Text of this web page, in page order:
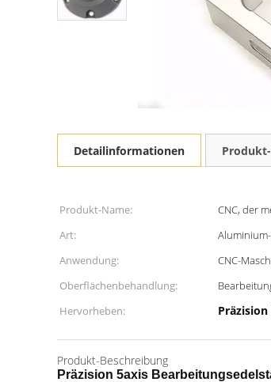
Detailinformationen
Produkt-Name: CNC, der
Art:
Anwendung:
CNC-
Oberflächenbehandlung:
Hervorheben:
Produkt-Beschreibung
Präzision 5axis